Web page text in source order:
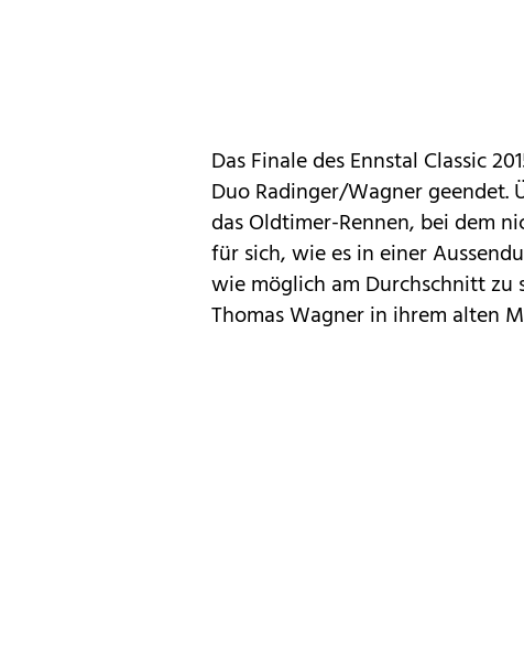
Das Finale des Ennstal Classic
Duo Radinger/Wagner geendet.
das Oldtimer-Rennen, bei dem
für sich, wie es in einer
wie möglich am Durchschnitt zu
Thomas Wagner in ihrem alten